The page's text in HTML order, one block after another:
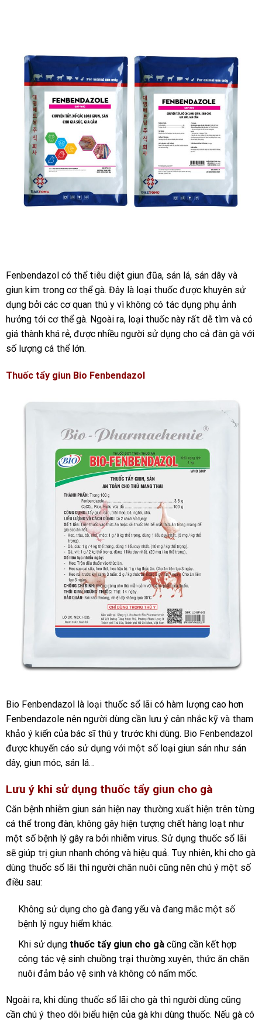
Fenbendazol có thể tiêu diệt giun đũa, sán lá, sán dây và
giun kim trong cơ thể gà. Đây là loại thuốc được khuyên sử
dụng bởi các cơ quan thú y vì không có tác dụng phụ ảnh
hưởng tới cơ thể gà. Ngoài ra, loại thuốc này rất dễ tìm và có
giá thành khá rẻ, được nhiều người sử dụng cho cả đàn gà với
số lượng cá thể lớn.
Thuốc tẩy giun Bio Fenbendazol
Bio Fenbendazol là loại thuốc sổ lãi có hàm lượng cao hơn
Fenbendazole nên người dùng cần lưu ý cân nhắc kỹ và tham
khảo ý kiến của bác sĩ thú y trước khi dùng. Bio Fenbendazol
được khuyến cáo sử dụng với một số loại giun sán như sán
dây, giun móc, sán lá…
Lưu ý khi sử dụng thuốc tẩy giun cho gà
Căn bệnh nhiễm giun sán hiện nay thường xuất hiện trên từng
cá thể trong đàn, không gây hiện tượng chết hàng loạt như
một số bệnh lý gây ra bởi nhiễm virus. Sử dụng thuốc sổ lãi
sẽ giúp trị giun nhanh chóng và hiệu quả. Tuy nhiên, khi cho gà
dùng thuốc sổ lãi thì người chăn nuôi cũng nên chú ý một số
điều sau:
Không sử dụng cho gà đang yếu và đang mắc một số
bệnh lý nguy hiểm khác.
Khi sử dụng thuốc tẩy giun cho gàcũng cần kết hợp
công tác vệ sinh chuồng trại thường xuyên, thức ăn chăn
nuôi đảm bảo vệ sinh và không có nấm mốc.
Ngoài ra, khi dùng thuốc sổ lãi cho gà thì người dùng cũng
cần chú ý theo dõi biểu hiện của gà khi dùng thuốc. Nếu gà có